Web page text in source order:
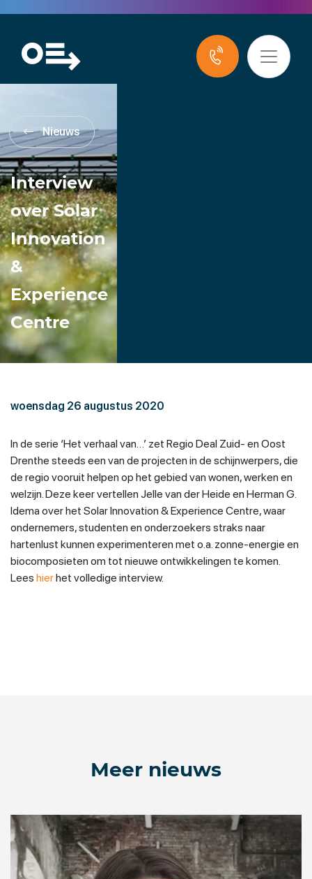
Nieuws
Interview
over Solar
Innovation
&
Experience
Centre
woensdag 26 augustus 2020
In de serie ‘Het verhaal van…’ zet Regio Deal Zuid- en Oost
Drenthe steeds een van de projecten in de schijnwerpers, die
de regio vooruit helpen op het gebied van wonen, werken en
welzijn. Deze keer vertellen Jelle van der Heide en Herman G.
Idema over het Solar Innovation & Experience Centre, waar
ondernemers, studenten en onderzoekers straks naar
hartenlust kunnen experimenteren met o.a. zonne-energie en
biocomposieten om tot nieuwe ontwikkelingen te komen.
Lees hierhet volledige interview.
Meer nieuws